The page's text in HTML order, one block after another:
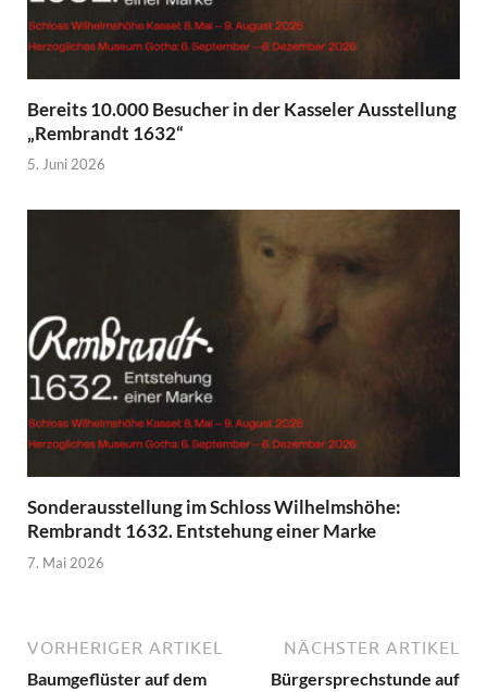
Bereits 10.000 Besucher in der Kasseler Ausstellung
„Rembrandt 1632“
5. Juni 2026
Sonderausstellung im Schloss Wilhelmshöhe:
Rembrandt 1632. Entstehung einer Marke
7. Mai 2026
VORHERIGER ARTIKEL
Baumgeflüster auf dem
NÄCHSTER ARTIKEL
Bürgersprechstunde auf